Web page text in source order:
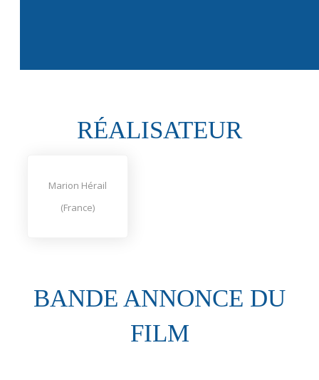
RÉALISATEUR
Marion Hérail
(France)
BANDE ANNONCE DU
FILM